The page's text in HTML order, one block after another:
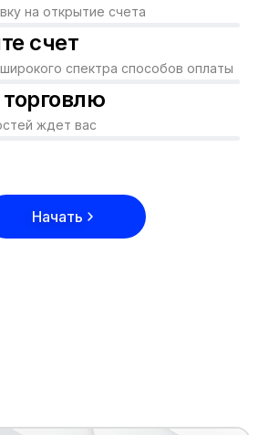
на открытие счета
счет
спектра способов оплаты
ждет вас
Начать